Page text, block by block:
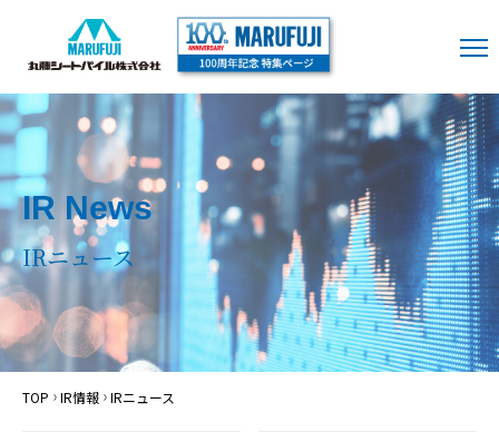
IR News
IRニュース
TOP IR情報 IRニュース